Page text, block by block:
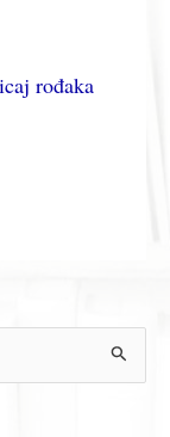
rođaka